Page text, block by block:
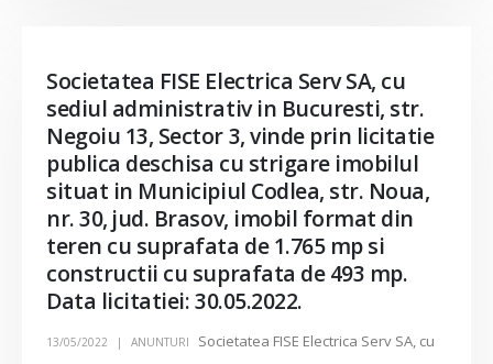
Societatea FISE Electrica Serv SA, cu
sediul administrativ in Bucuresti, str.
Negoiu 13, Sector 3, vinde prin licitatie
publica deschisa cu strigare imobilul
situat in Municipiul Codlea, str. Noua,
nr. 30, jud. Brasov, imobil format din
teren cu suprafata de 1.765 mp si
constructii cu suprafata de 493 mp.
Data licitatiei: 30.05.2022.
13/05/2022 ANUNTURI
Societatea FISE Electrica Serv SA, cu